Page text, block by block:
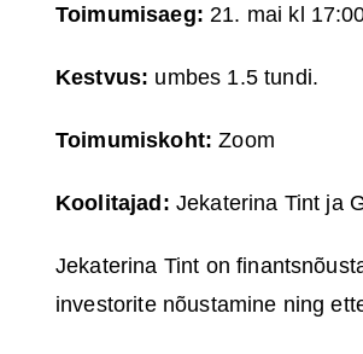
Toimumisaeg: 21. mai kl
Kestvus: umbes 1.5 tundi.
Toimumiskoht: Zoom
Koolitajad: Jekaterina Tint ja
Jekaterina Tint on
investorite nõustamine ning